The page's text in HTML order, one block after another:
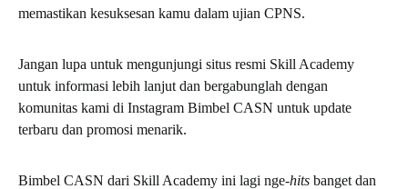
memastikan kesuksesan kamu dalam ujian CPNS.
Jangan lupa untuk mengunjungi situs resmi Skill Academy
untuk informasi lebih lanjut dan bergabunglah dengan
komunitas kami di Instagram Bimbel CASN untuk update
terbaru dan promosi menarik.
Bimbel CASN dari Skill Academy ini lagi nge-hits banget dan